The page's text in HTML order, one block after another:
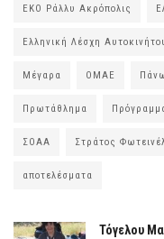
ΕΚΟ Ράλλυ Ακρόπολις
Ελληνική Λέσχη
Μέγαρα ΟΜΑΕ
Πρωτάθλημα
ΣΟΑΑ Στράτος
αποτελέσματα
Τόγελου